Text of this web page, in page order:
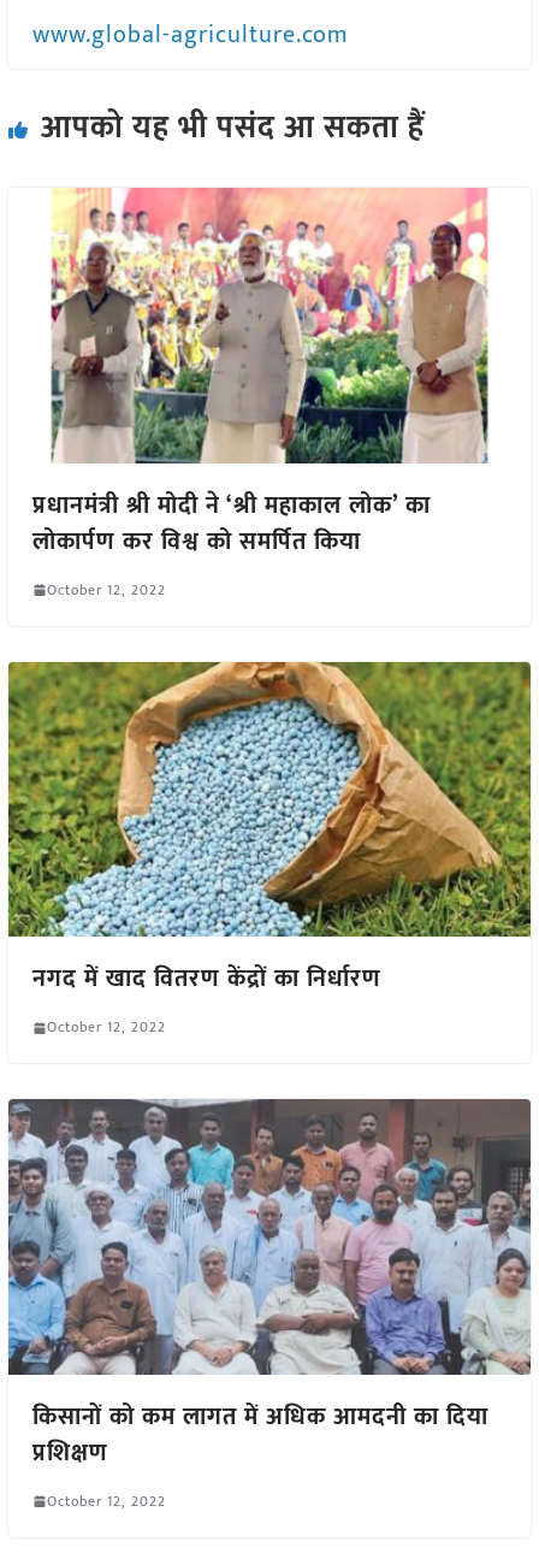
www.global-agriculture.com
आपको यह भी पसंद आ सकता हैं
प्रधानमंत्री श्री मोदी ने ‘श्री महाकाल लोक’ का
लोकार्पण कर विश्व को समर्पित किया
October 12, 2022
नगद में खाद वितरण केंद्रों का निर्धारण
October 12, 2022
किसानों को कम लागत में अधिक आमदनी का दिया
प्रशिक्षण
October 12, 2022